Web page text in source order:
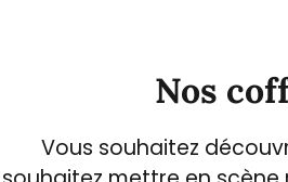
Nos
Vous souhaitez